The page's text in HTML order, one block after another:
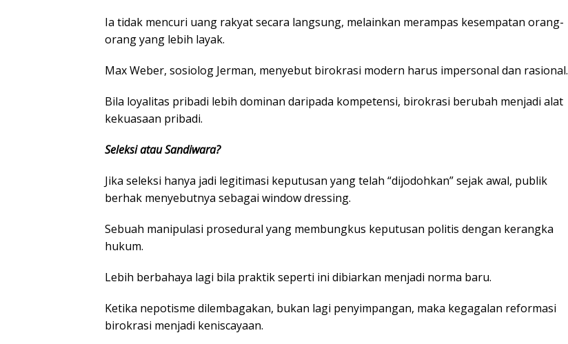
Ia tidak mencuri uang rakyat secara langsung, melainkan merampas kesempatan orang-
orang yang lebih layak.
Max Weber, sosiolog Jerman, menyebut birokrasi modern harus impersonal dan rasional.
Bila loyalitas pribadi lebih dominan daripada kompetensi, birokrasi berubah menjadi alat
kekuasaan pribadi.
Seleksi atau Sandiwara?
Jika seleksi hanya jadi legitimasi keputusan yang telah “dijodohkan” sejak awal, publik
berhak menyebutnya sebagai window dressing.
Sebuah manipulasi prosedural yang membungkus keputusan politis dengan kerangka
hukum.
Lebih berbahaya lagi bila praktik seperti ini dibiarkan menjadi norma baru.
Ketika nepotisme dilembagakan, bukan lagi penyimpangan, maka kegagalan reformasi
birokrasi menjadi keniscayaan.